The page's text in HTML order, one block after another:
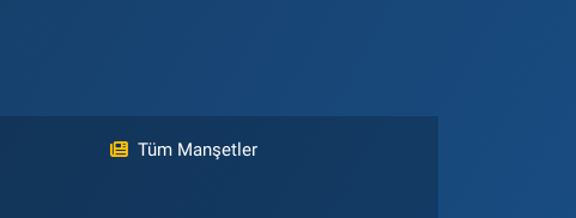
Tüm Manşetler